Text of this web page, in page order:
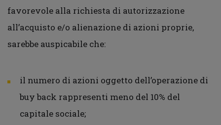
favorevole alla richiesta di autorizzazione
all’acquisto e/o alienazione di azioni proprie,
sarebbe auspicabile che:
il numero di azioni oggetto dell’operazione di
buy back rappresenti meno del 10% del
capitale sociale;